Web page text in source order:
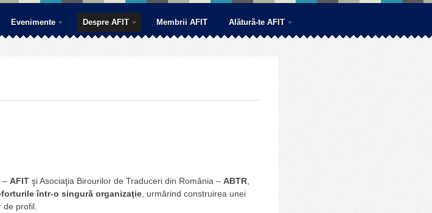
Evenimente Despre AFIT Membrii AFIT Alătură-te AFIT
– AFIT şi Asociaţia Birourilor de Traduceri din România – ABTR
într-o singură organizaţie , urmărind construirea unei
profil.